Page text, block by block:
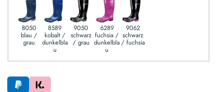
8050
blau /
grau
8589
kobalt /
dunkelbla
u
9050
schwarz
/ grau
6289
fuchsia /
dunkelbla
u
9062
schwarz
/ fuchsia